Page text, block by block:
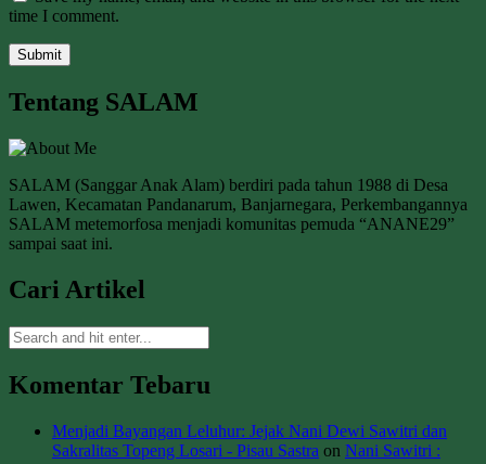
time I comment.
Tentang SALAM
SALAM (Sanggar Anak Alam) berdiri pada tahun 1988 di Desa
Lawen, Kecamatan Pandanarum, Banjarnegara, Perkembangannya
SALAM metemorfosa menjadi komunitas pemuda “ANANE29”
sampai saat ini.
Cari Artikel
Komentar Tebaru
Menjadi Bayangan Leluhur: Jejak Nani Dewi Sawitri dan
Sakralitas Topeng Losari - Pisau Sastra on Nani Sawitri :